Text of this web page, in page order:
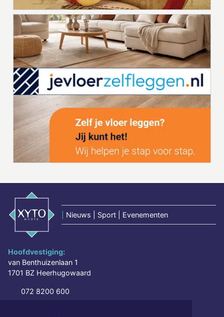
Nieuws | Sport | Evenementen
Hoofdvestiging:
van Benthuizenlaan 1
1701 BZ Heerhugowaard
072 8200 600